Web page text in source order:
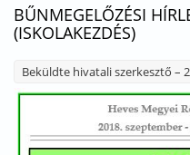
BŰNMEGELŐZÉSI
(ISKOLAKEZDÉS)
Beküldte hivatali szerkesztő –